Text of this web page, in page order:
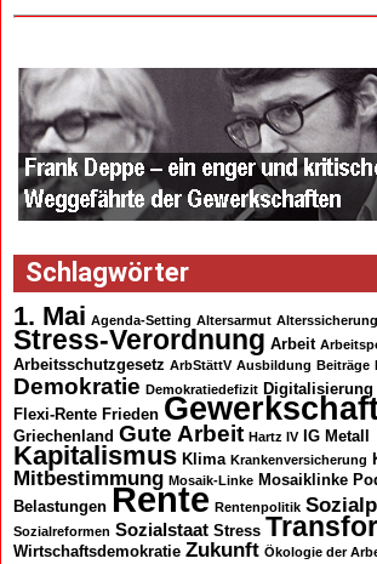
Schlagwörter
1. Mai Agenda-Setting Altersarmut Alterssicherung
Stress-Verordnung Arbeit
Arbeitsschutzgesetz ArbStättV Ausbildung Beiträge
Demokratie Demokratiedefizit Digitalisierung
Flexi-Rente Frieden
Griechenland Gute Arbeit Hartz IV IG Metall
Kapitalismus Klima Krankenversicherung
Mitbestimmung Mosaik-Linke Mosaiklinke
Belastungen Rente Rentenpolitik
Sozialreformen Sozialstaat Stress
Wirtschaftsdemokratie Zukunft Ökologie der